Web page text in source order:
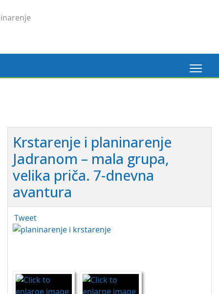
Krstarenje i planinarenje
Jadranom – mala grupa,
velika priča. 7-dnevna
avantura
Tweet